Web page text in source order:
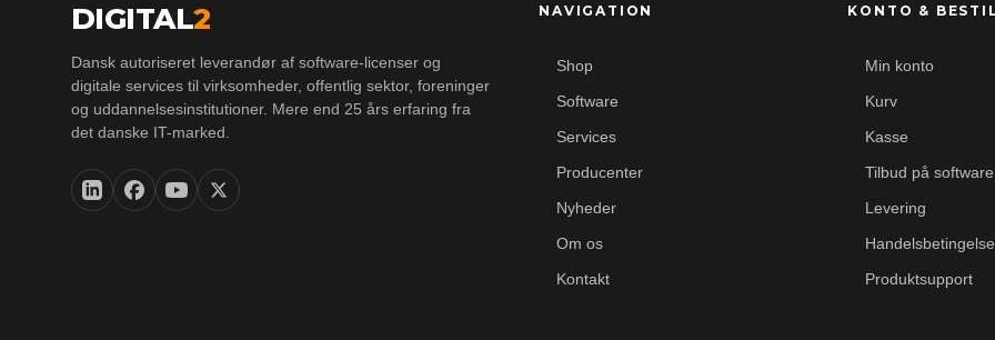
DIGITAL2
Dansk autoriseret leverandør af software-licenser og
digitale services til virksomheder, offentlig sektor, foreninger
og uddannelsesinstitutioner. Mere end 25 års erfaring fra
det danske IT-marked.
NAVIGATION
Shop
Software
Services
Producenter
Nyheder
Om os
Kontakt
KONTO &
Min konto
Kurv
Kasse
Tilbud på software
Levering
Produktsupport